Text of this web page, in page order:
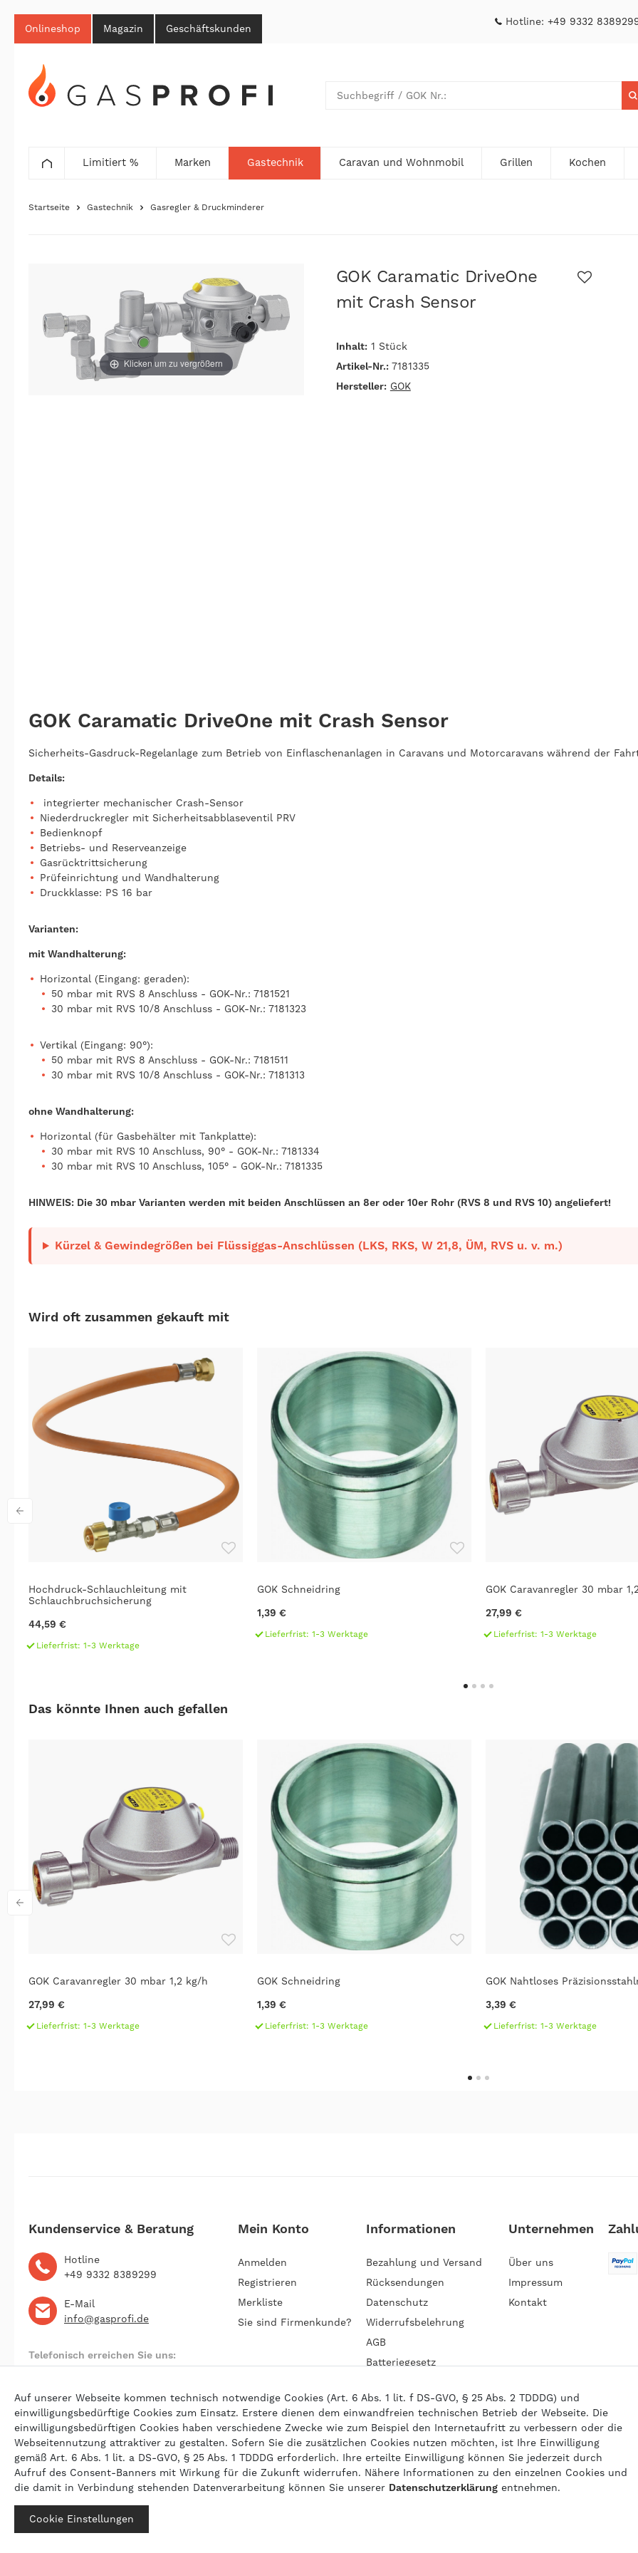
Onlineshop Magazin Geschäftskunden
Hotline: +49 9332
Limitiert % Marken Gastechnik Caravan und Wohnmobil Grillen Kochen
Startseite Gastechnik Gasregler & Druckminderer
Klicken um zu vergrößern
GOK Caramatic DriveOne
mit Crash Sensor
Inhalt:1 Stück
Artikel-Nr.:7181335
Hersteller: GOK
GOK Caramatic DriveOne mit Crash Sensor
Sicherheits-Gasdruck-Regelanlage zum Betrieb von Einflaschenanlagen in Caravans und Motorcaravans während der
Details:
integrierter mechanischer Crash-Sensor
Niederdruckregler mit Sicherheitsabblaseventil PRV
Bedienknopf
Betriebs- und Reserveanzeige
Gasrücktrittsicherung
Prüfeinrichtung und Wandhalterung
Druckklasse: PS 16 bar
Varianten:
mit Wandhalterung:
Horizontal (Eingang: geraden):
50 mbar mit RVS 8 Anschluss - GOK-Nr.: 7181521
30 mbar mit RVS 10/8 Anschluss - GOK-Nr.: 7181323
Vertikal (Eingang: 90°):
50 mbar mit RVS 8 Anschluss - GOK-Nr.: 7181511
30 mbar mit RVS 10/8 Anschluss - GOK-Nr.: 7181313
ohne Wandhalterung:
Horizontal (für Gasbehälter mit Tankplatte):
30 mbar mit RVS 10 Anschluss, 90° - GOK-Nr.: 7181334
30 mbar mit RVS 10 Anschluss, 105° - GOK-Nr.: 7181335
HINWEIS: Die 30 mbar Varianten werden mit beiden Anschlüssen an 8er oder 10er Rohr (RVS 8 und RVS 10) angeliefert!
Kürzel & Gewindegrößen bei Flüssiggas-Anschlüssen (LKS, RKS, W 21,8, ÜM, RVS u. v. m.)
Wird oft zusammen gekauft mit
Hochdruck-Schlauchleitung mit
Schlauchbruchsicherung
44,59 €
Lieferfrist: 1-3 Werktage
GOK Schneidring
1,39 €
Lieferfrist: 1-3 Werktage
GOK Caravanregler 30 mbar
27,99 €
Lieferfrist: 1-3 Werktage
Das könnte Ihnen auch gefallen
GOK Caravanregler 30 mbar 1,2 kg/h
27,99 €
Lieferfrist: 1-3 Werktage
GOK Schneidring
1,39 €
Lieferfrist: 1-3 Werktage
GOK Nahtloses
3,39 €
Lieferfrist: 1-3 Werktage
Kundenservice & Beratung
Hotline
+49 9332 8389299
E-Mail
info@gasprofi.de
Telefonisch erreichen Sie uns:
Montag bis Freitag 09:00 bis 22:00 Uhr
Mein Konto
Anmelden
Registrieren
Merkliste
Sie sind Firmenkunde?
Informationen
Bezahlung und Versand
Rücksendungen
Datenschutz
Widerrufsbelehrung
AGB
Batteriegesetz
Unternehmen
Über uns
Impressum
Kontakt
© 2026 gasprofi / Alle Preise sind inkl. geseztl. Mehrwertsteuer und zzgl.
powered bycreateyourtemplate
Auf unserer Webseite kommen technisch notwendige Cookies (Art. 6 Abs. 1 lit. f DS-GVO, § 25 Abs. 2 TDDDG) und
einwilligungsbedürftige Cookies zum Einsatz. Erstere dienen dem einwandfreien technischen Betrieb der Webseite. Die
einwilligungsbedürftigen Cookies haben verschiedene Zwecke wie zum Beispiel den Internetaufritt zu verbessern oder die
Webseitennutzung attraktiver zu gestalten. Sofern Sie die zusätzlichen Cookies nutzen möchten, ist Ihre Einwilligung
gemäß Art. 6 Abs. 1 lit. a DS-GVO, § 25 Abs. 1 TDDDG erforderlich. Ihre erteilte Einwilligung können Sie jederzeit durch
Aufruf des Consent-Banners mit Wirkung für die Zukunft widerrufen. Nähere Informationen zu den einzelnen Cookies und
die damit in Verbindung stehenden Datenverarbeitung können Sie unserer Daten­schutz­erklärung entnehmen.
Cookie Einstellungen